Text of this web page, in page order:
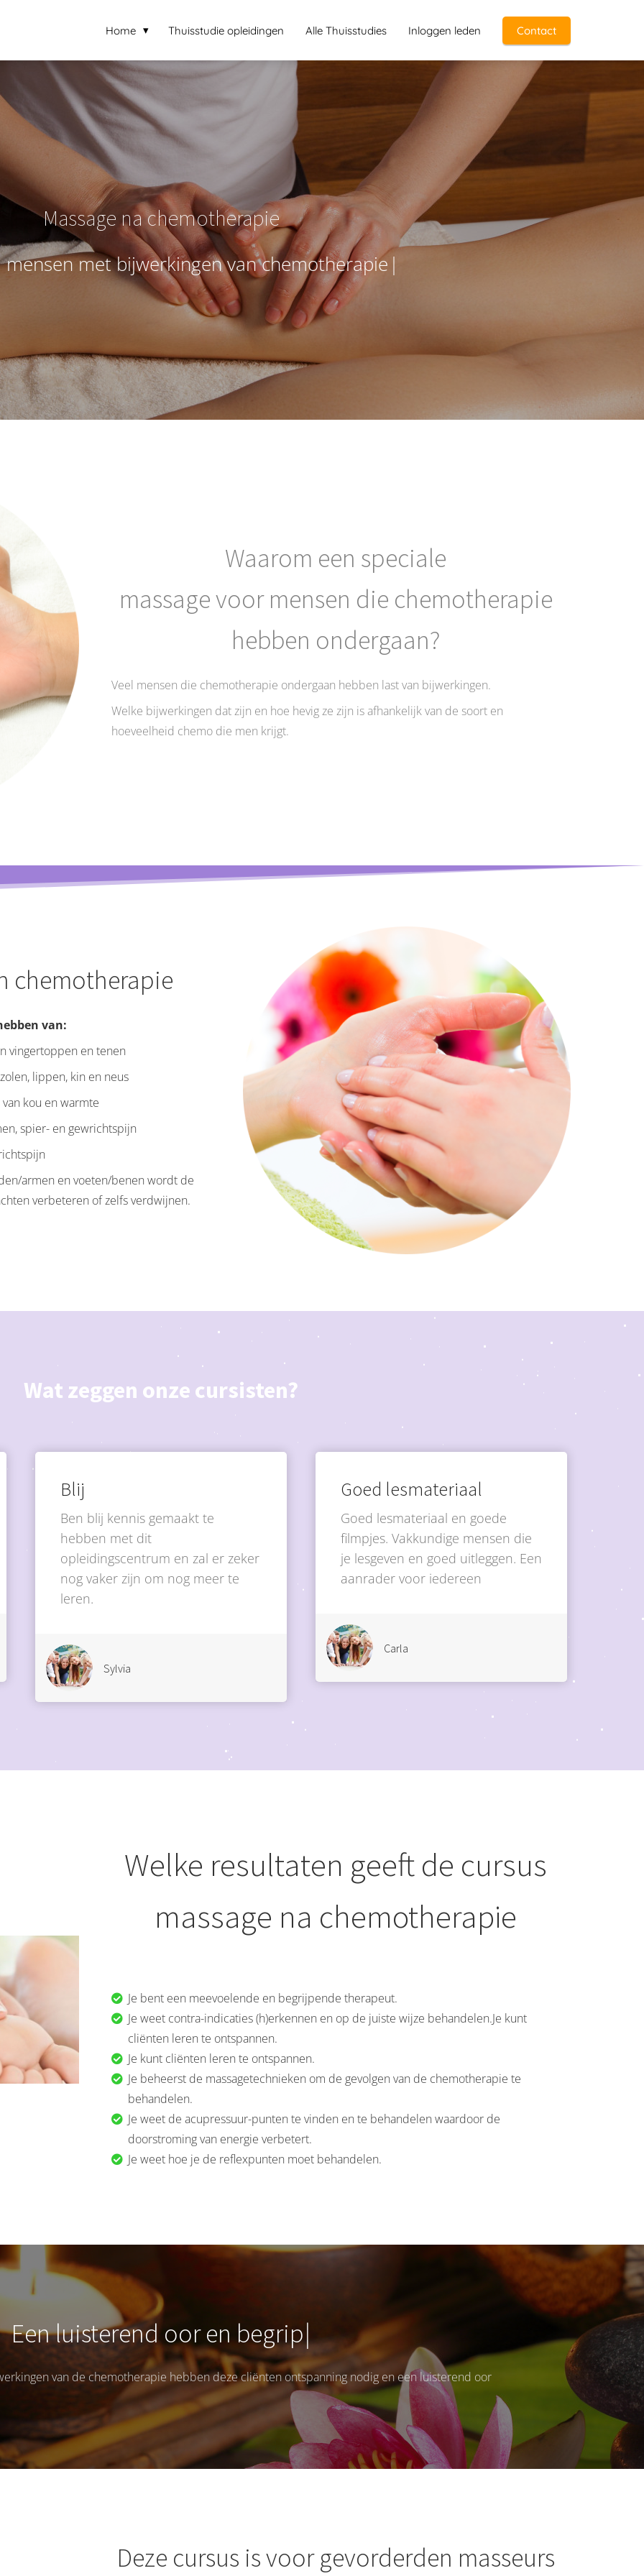
Home Thuisstudie opleidingen Alle Thuisstudies Inloggen leden Contact
Massage na chemotherapie
mensenmetbijwerkingenvanchemotherapie
Waarom een speciale
massage voor mensen die chemotherapie
hebben ondergaan?
Veel mensen die chemotherapie ondergaan hebben last van bijwerkingen.
Welke bijwerkingen dat zijn en hoe hevig ze zijn is afhankelijk van de soort en
hoeveelheid chemo die men krijgt.
chemotherapie
van:
vingertoppen en tenen
lippen, kin en neus
kou en warmte
spier- en gewrichtspijn
armen en voeten/benen wordt de
verbeteren of zelfs verdwijnen.
Wat zeggen onze cursisten?
Blij
Ben blij kennis gemaakt te
hebben met dit
opleidingscentrum en zal er zeker
nog vaker zijn om nog meer te
leren.
Sylvia
Goed lesmateriaal
Goed lesmateriaal en goede
filmpjes. Vakkundige mensen die
je lesgeven en goed uitleggen. Een
aanrader voor iedereen
Carla
Welke resultaten geeft de cursus
massage na chemotherapie
Je bent een meevoelende en begrijpende therapeut.
Je weet contra-indicaties (h)erkennen en op de juiste wijze behandelen.Je kunt
cliënten leren te ontspannen.
Je kunt cliënten leren te ontspannen.
Je beheerst de massagetechnieken om de gevolgen van de chemotherapie te
behandelen.
Je weet de acupressuur-punten te vinden en te behandelen waardoor de
doorstroming van energie verbetert.
Je weet hoe je de reflexpunten moet behandelen.
Eenluisterend oor en begrip
van de chemotherapie hebben deze cliënten ontspanning nodig en een luisterend oor
Deze cursus is voor gevorderden masseurs